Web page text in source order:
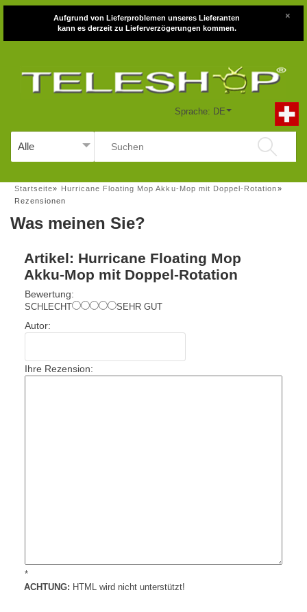
Aufgrund von Lieferproblemen unseres Lieferanten
kann es derzeit zu Lieferverzögerungen kommen.
×
Sprache: DE
Startseite» Hurricane Floating Mop Akku-Mop mit Doppel-Rotation»
Rezensionen
Was meinen Sie?
Artikel: Hurricane Floating Mop
Akku-Mop mit Doppel-Rotation
Bewertung:
SCHLECHT SEHR GUT
Autor:
Ihre Rezension:
*
ACHTUNG: HTML wird nicht unterstützt!